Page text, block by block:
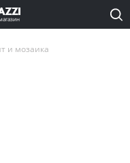
и мозаика